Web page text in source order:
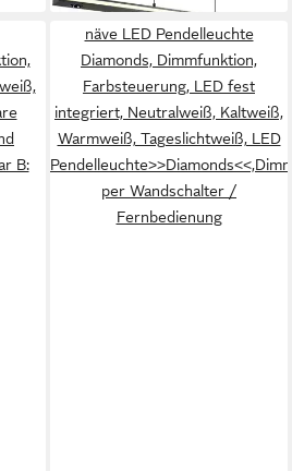
kaltweiß, up-and-down Licht
Lichtfarbe einstellbar warm-
bis kaltweiß 2300-4000K
B:
näve LED Pendelleuchte
Diamonds, Dimmfunktion,
Farbsteuerung, LED fest
integriert, Neutralweiß, Kaltweiß,
Warmweiß, Tageslichtweiß, LED
per Wandschalter /
Fernbedienung